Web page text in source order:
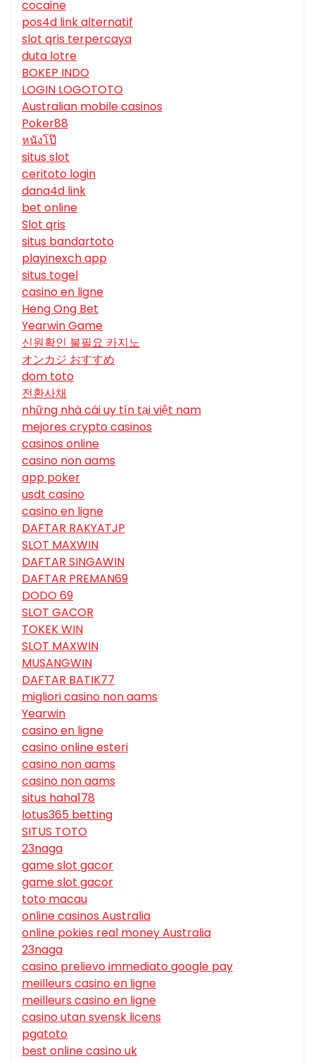
cocaine
pos4d link alternatif
slot qris terpercaya
duta lotre
BOKEP INDO
LOGIN LOGOTOTO
Australian mobile casinos
Poker88
หนังโป๊
situs slot
ceritoto login
dana4d link
bet online
Slot qris
situs bandartoto
playinexch app
situs togel
casino en ligne
Heng Ong Bet
Yearwin Game
신원확인 불필요 카지노
オンカジ おすすめ
dom toto
전환사채
những nhà cái uy tín tại việt nam
mejores crypto casinos
casinos online
casino non aams
app poker
usdt casino
casino en ligne
DAFTAR RAKYATJP
SLOT MAXWIN
DAFTAR SINGAWIN
DAFTAR PREMAN69
DODO 69
SLOT GACOR
TOKEK WIN
SLOT MAXWIN
MUSANGWIN
DAFTAR BATIK77
migliori casino non aams
Yearwin
casino en ligne
casino online esteri
casino non aams
casino non aams
situs haha178
lotus365 betting
SITUS TOTO
23naga
game slot gacor
game slot gacor
toto macau
online casinos Australia
online pokies real money Australia
23naga
casino prelievo immediato google pay
meilleurs casino en ligne
meilleurs casino en ligne
casino utan svensk licens
pgatoto
best online casino uk